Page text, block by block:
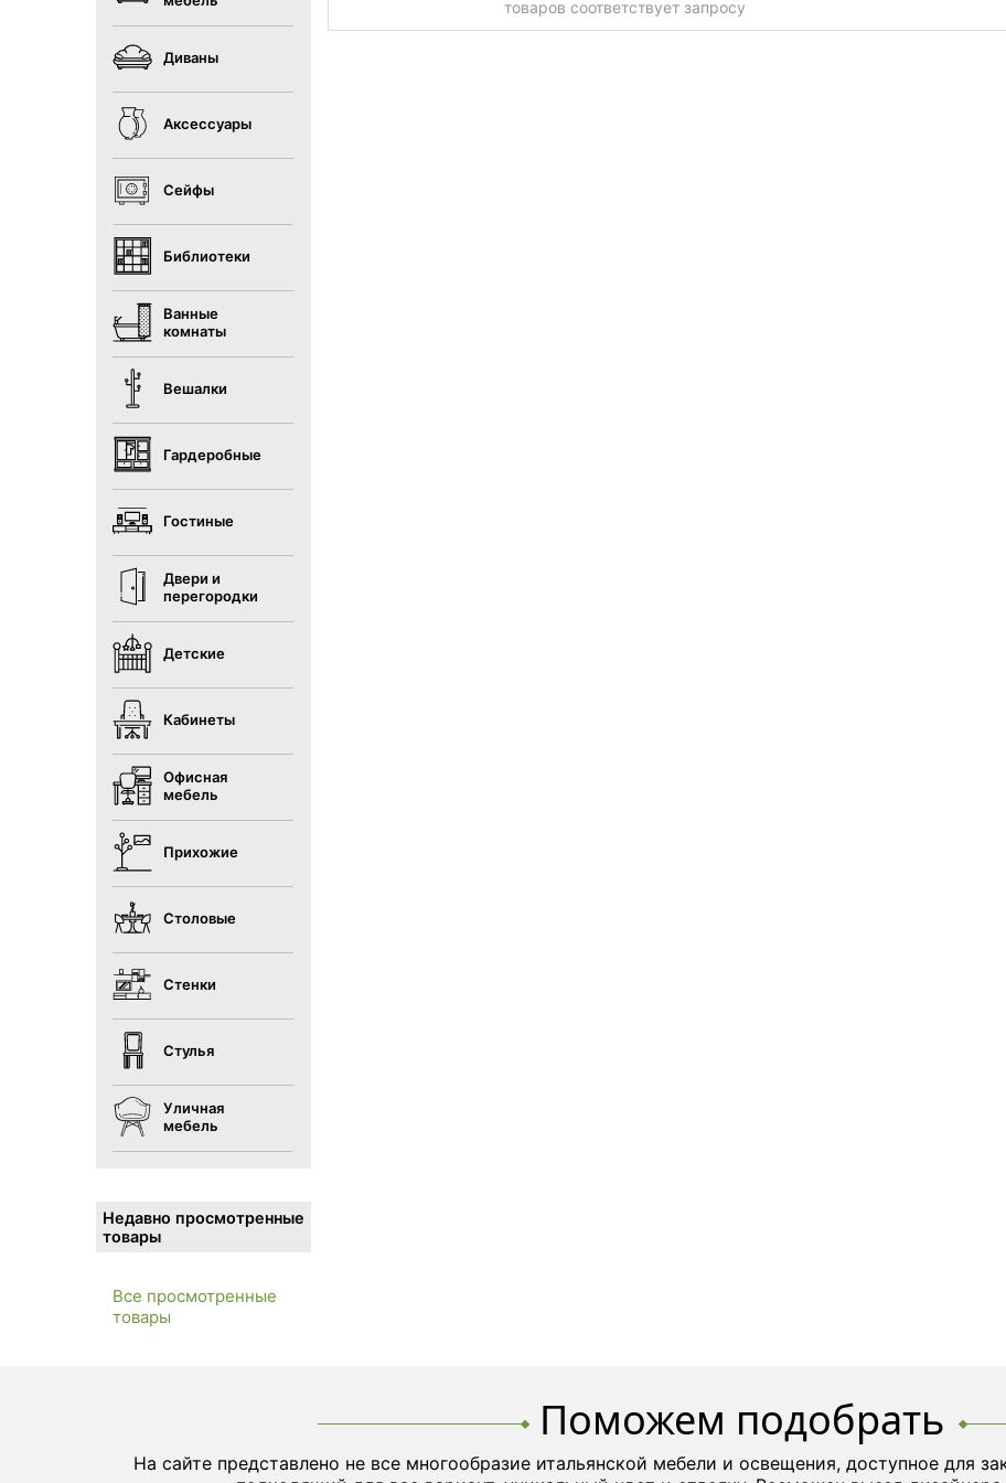
Диваны
Аксессуары
Сейфы
Библиотеки
Ванные
комнаты
Вешалки
Гардеробные
Гостиные
Двери и
перегородки
Детские
Кабинеты
Офисная
мебель
Прихожие
Столовые
Стенки
Стулья
Уличная
мебель
Недавно просмотренные
товары
Все просмотренные
товары
товаров соответствует запросу
Поможем подобрать
На сайте представлено не все многообразие итальянской мебели и освещения, доступное для